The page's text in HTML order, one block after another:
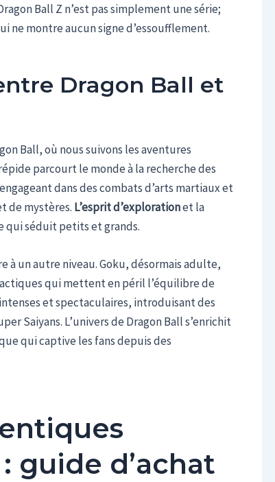
Ball Z n’est pas simplement une série;
ne montre aucun signe d’essoufflement.
Dragon Ball et
Ball, où nous suivons les aventures
parcourt le monde à la recherche des
dans des combats d’arts martiaux et
de mystères. L’esprit d’explorationet la
qui séduit petits et grands.
à un autre niveau. Goku, désormais adulte,
qui mettent en péril l’équilibre de
et spectaculaires, introduisant des
Saiyans. L’univers de Dragon Ball s’enrichit
qui captive les fans depuis des
guide d’achat